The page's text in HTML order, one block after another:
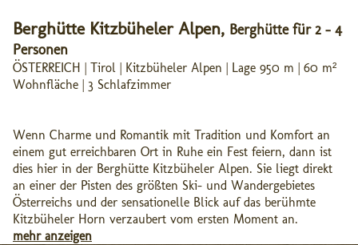
Berghütte Kitzbüheler Alpen, Berghütte für 2 - 4
Personen
ÖSTERREICH | Tirol | Kitzbüheler Alpen | Lage 950 m | 60 m²
Wohnfläche | 3 Schlafzimmer
Wenn Charme und Romantik mit Tradition und Komfort an
einem gut erreichbaren Ort in Ruhe ein Fest feiern, dann ist
dies hier in der Berghütte Kitzbüheler Alpen. Sie liegt direkt
an einer der Pisten des größten Ski- und Wandergebietes
Österreichs und der sensationelle Blick auf das berühmte
Kitzbüheler Horn verzaubert vom ersten Moment an.
mehr anzeigen